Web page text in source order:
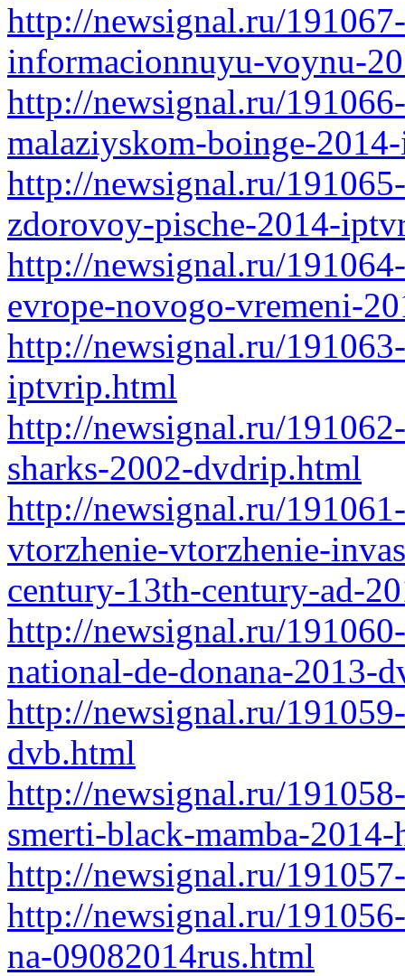
http://newsignal.ru/
informacionnuyu-voynu-
http://newsignal.ru/
malaziyskom-boinge-
http://newsignal.ru/
zdorovoy-pische-2014-
http://newsignal.ru/
evrope-novogo-vremeni-
http://newsignal.ru/
iptvrip.html
http://newsignal.ru/
sharks-2002-dvdrip.html
http://newsignal.ru/
vtorzhenie-vtorzhenie-
century-13th-century-ad-
http://newsignal.ru/
national-de-donana-2013-
http://newsignal.ru/
dvb.html
http://newsignal.ru/
smerti-black-mamba-
http://newsignal.ru/
http://newsignal.ru/
na-09082014rus.html